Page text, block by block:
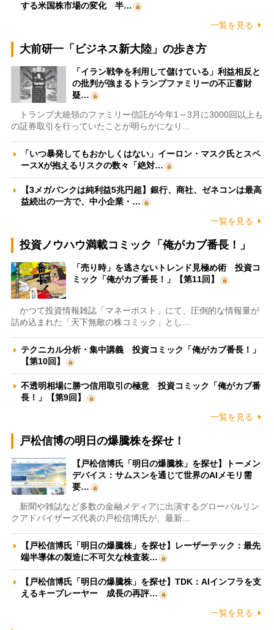
する米国株市場の変化 半…
一覧を見る
大前研一「ビジネス新大陸」の歩き方
「イラン戦争を利用して儲けている」利益相反と
の批判が強まるトランプファミリーの不正蓄財
疑…
トランプ大統領のファミリー信託が今年1～3月に3000回以上も
の証券取引を行っていたことが明らかになり…
「いつ暴発してもおかしくはない」イーロン・マスク氏とスペ
ースXが抱えるリスクの数々「絶対…
【3メガバンクは純利益5兆円超】銀行、商社、ゼネコンは最高
益続出の一方で、中小企業・…
一覧を見る
投資ノウハウ満載コミック「俺がカブ番長！」
「売り時」を逃さないトレンド見極め術 投資コ
ミック「俺がカブ番長！」【第11回】
かつて投資情報雑誌「マネーポスト」にて、圧倒的な情報量が
詰め込まれた「天下無敵の株コミック」とし…
テクニカル分析・集中講義 投資コミック「俺がカブ番長！」
【第10回】
不透明相場に勝つ信用取引の極意 投資コミック「俺がカブ番
長！」【第9回】
一覧を見る
戸松信博の明日の爆騰株を探せ！
【戸松信博氏「明日の爆騰株」を探せ】トーメン
デバイス：サムスンを通じて世界のAIメモリ需
要…
新聞や雑誌など多数の金融メディアに出演するグローバルリン
クアドバイザーズ代表の戸松信博氏が、最新…
【戸松信博氏「明日の爆騰株」を探せ】レーザーテック：最先
端半導体の製造に不可欠な検査装…
【戸松信博氏「明日の爆騰株」を探せ】TDK：AIインフラを支
えるキープレーヤー 成長の再評…
一覧を見る